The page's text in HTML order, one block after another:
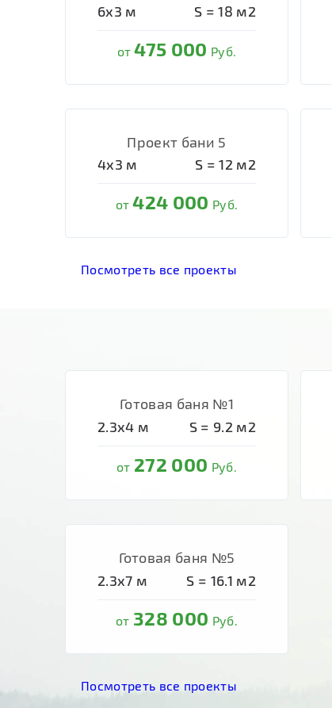
6х3 м S =18 м2
от475 000 Руб.
Проект бани 5
4х3 м S =12 м2
от424 000 Руб.
Посмотреть все проекты
Готовая баня №1
2.3х4 м S = 9.2 м2
от 272 000 Руб.
Готовая баня №5
2.3х7 м S = 16.1 м2
от 328 000 Руб.
Посмотреть все проекты